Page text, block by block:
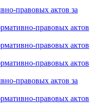
правовых актов за
правовых актов
правовых актов
правовых актов
правовых актов за
правовых актов